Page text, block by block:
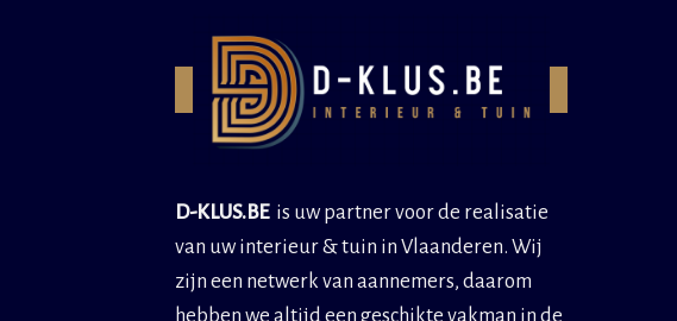
D-KLUS.BEis uw partner voor de realisatie
van uw interieur & tuin in Vlaanderen. Wij
zijn een netwerk van aannemers, daarom
hebben we altijd een geschikte vakman in de